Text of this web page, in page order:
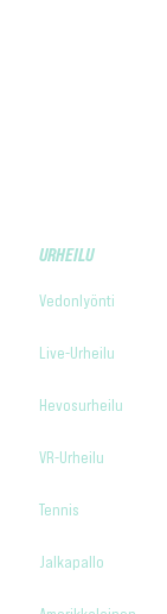
URHEILU
Vedonlyönti
Live-Urheilu
Hevosurheilu
VR-Urheilu
Tennis
Jalkapallo